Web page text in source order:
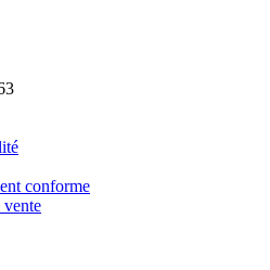
conforme
vente